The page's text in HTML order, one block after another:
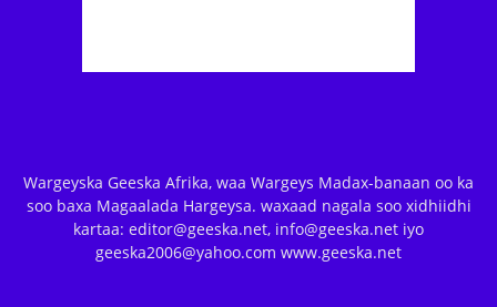
Wargeyska Geeska Afrika, waa Wargeys Madax-banaan oo ka
soo baxa Magaalada Hargeysa. waxaad nagala soo xidhiidhi
kartaa: editor@geeska.net, info@geeska.net iyo
geeska2006@yahoo.com www.geeska.net